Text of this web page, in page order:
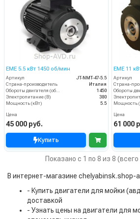
EME 5.5 кВт 1450 об/мин
Артикул
JT-NMT-47-5.5
Страна-производитель
Италия
1450
Электропитание (В)
380
Мощность (кВт)
5.5
Цена
45 000 руб.
Купить
EME 11
Артикул
Страна-
Мощность
Цена
61 000
Показано с 1 по 8 из 8
В интернет-магазине chelyabinsk.shop-
- Купить двигатели для мойки
доставкой
- Узнать цены на двигатели для